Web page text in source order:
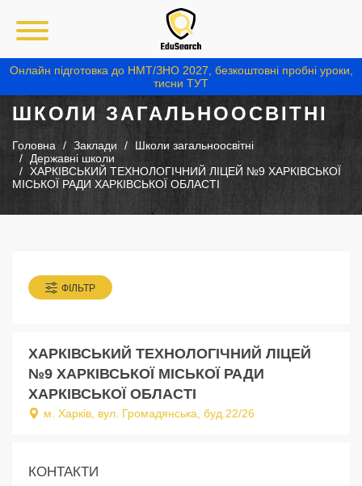
Онлайн підготовка до НМТ/ЗНО 2027, безкоштовні пробні уроки,
тисни ТУТ
ШКОЛИ ЗАГАЛЬНООСВІТНІ
Головна Заклади
Школи загальноосвітні
Державні школи
ХАРКІВСЬКИЙ ТЕХНОЛОГІЧНИЙ ЛІЦЕЙ №9 ХАРКІВСЬКОЇ
МІСЬКОЇ РАДИ ХАРКІВСЬКОЇ ОБЛАСТІ
ФІЛЬТР
ХАРКІВСЬКИЙ ТЕХНОЛОГІЧНИЙ ЛІЦЕЙ
№9 ХАРКІВСЬКОЇ МІСЬКОЇ РАДИ
ХАРКІВСЬКОЇ ОБЛАСТІ
м. Харків, вул. Громадянська, буд.22/26
КОНТАКТИ